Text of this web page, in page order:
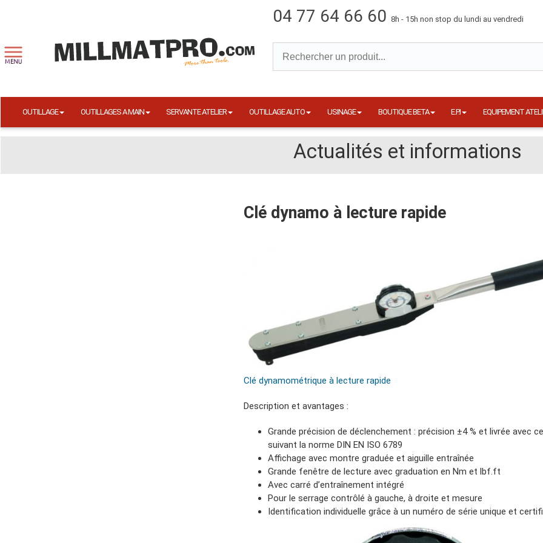
04 77 64 66 60 8h - 15h non stop du lundi au vendredi
OUTILLAGE OUTILLAGES A MAIN SERVANTE ATELIER OUTILLAGE AUTO USINAGE BOUTIQUE BETA E.P.I EQUIPEMENT
Actualités et informations
Clé dynamo à lecture rapide
Clé dynamométrique à lecture rapide
Description et avantages :
Grande précision de déclenchement : précision ±4 % et livrée avec
suivant la norme DIN EN ISO 6789
Affichage avec montre graduée et aiguille entraînée
Grande fenêtre de lecture avec graduation en Nm et lbf.ft
Avec carré d’entraînement intégré
Pour le serrage contrôlé à gauche, à droite et mesure
Identification individuelle grâce à un numéro de série unique et